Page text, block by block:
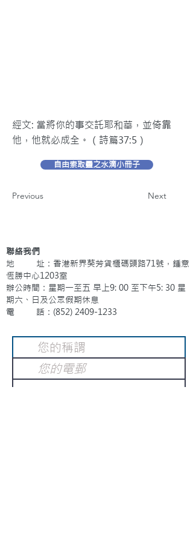
經文: 當將你的事交託耶和華，並倚靠
他，他就必成全。（詩篇37:5）
自由索取靈之水滴小冊子
Previous Next
聯絡我們
地 址：香港新界葵芳貨櫃碼頭路71號，鍾意
恆勝中心1203室
辦公時間：星期一至五 早上9: 00 至下午5: 30 星
期六、日及公眾假期休息
電 話：(852) 2409-1233